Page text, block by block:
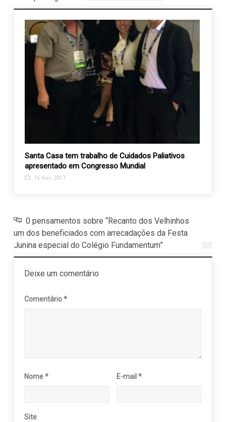
Santa Casa tem trabalho de Cuidados Paliativos
apresentado em Congresso Mundial
16 nov, 2017
0 pensamentos sobre “Recanto dos Velhinhos
um dos beneficiados com arrecadações da Festa
Junina especial do Colégio Fundamentum”
Deixe um comentário
Comentário*
Nome* E-mail*
Site